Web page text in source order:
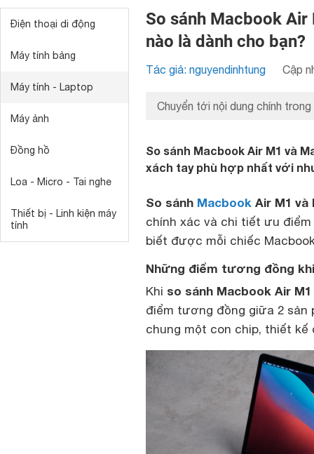
Điện thoại di động
Máy tính bảng
Máy tính - Laptop
Máy ảnh
Đồng hồ
Loa - Micro - Tai nghe
Thiết bị - Linh kiện máy
tính
So sánh Macbook
nào là dành cho bạn?
Tác giả: nguyendinhtung Cập
Chuyển tới nội dung chính trong
So sánh Macbook Air M1 và
xách tay phù hợp nhất với
So sánh Macbook Air M1 và
chính xác và chi tiết ưu
biết được mỗi chiếc
Những điểm tương đồng
Khi so sánh Macbook Air
điểm tương đồng giữa 2 sản
chung một con chip, thiết